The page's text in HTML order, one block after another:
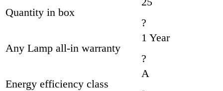
Quantity in box
?
Any Lamp all-in warranty
1 Year
?
Energy efficiency class
A